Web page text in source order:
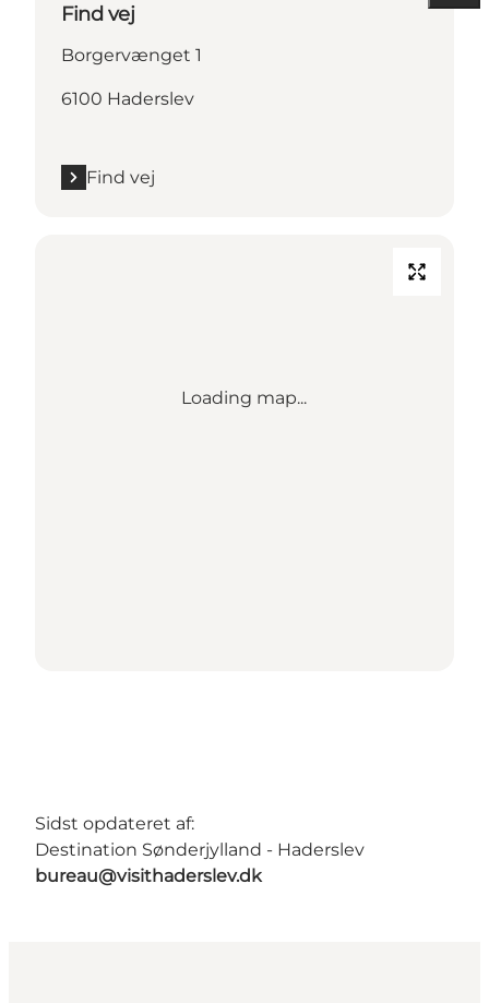
Find vej
Borgervænget 1
6100 Haderslev
Find vej
Loading map...
Sidst opdateret af:
Destination Sønderjylland - Haderslev
bureau@visithaderslev.dk